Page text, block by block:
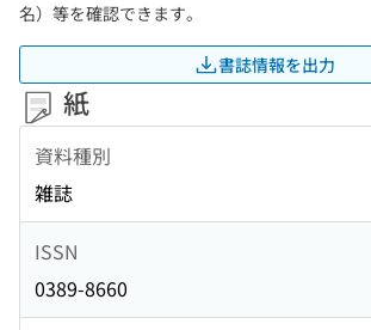
名）等を確認できます。
書誌情報を出力
紙
資料種別
雑誌
ISSN
0389-8660